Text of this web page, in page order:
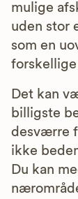
mulige
uden stor
som en
Det kan
billigste
desværre
ikke
Du kan